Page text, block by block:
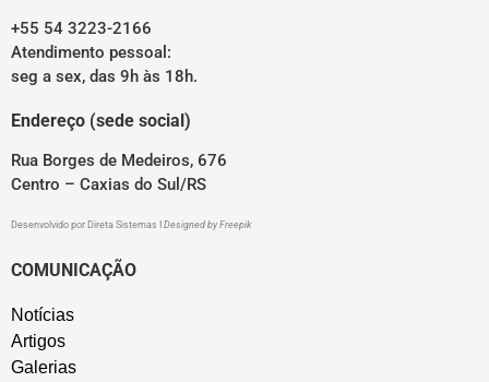
+55 54 3223-2166
Atendimento pessoal:
seg a sex, das 9h às 18h.
Endereço (sede social)
Rua Borges de Medeiros, 676
Centro – Caxias do Sul/RS
Desenvolvido por Direta Sistemas Designed by Freepik
COMUNICAÇÃO
Notícias
Artigos
Galerias